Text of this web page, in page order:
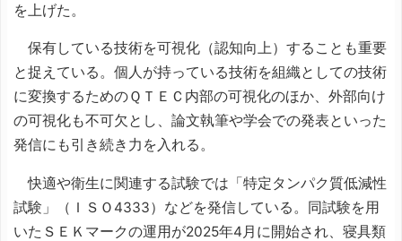
を上げた。
保有している技術を可視化（認知向上）することも重要
と捉えている。個人が持っている技術を組織としての技術
に変換するためのＱＴＥＣ内部の可視化のほか、外部向け
の可視化も不可欠とし、論文執筆や学会での発表といった
発信にも引き続き力を入れる。
快適や衛生に関連する試験では「特定タンパク質低減性
試験」（ＩＳＯ4333）などを発信している。同試験を用
いたＳＥＫマークの運用が2025年4月に開始され、寝具類